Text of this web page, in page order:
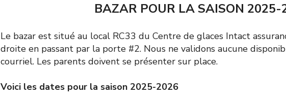
BAZAR POUR LA SAISON 2025-
Le bazar est situé au local RC33 du Centre de glaces Intact
droite en passant par la porte #2. Nous ne validons aucune
courriel. Les parents doivent se présenter sur place.
Voici les dates pour la saison 2025-2026